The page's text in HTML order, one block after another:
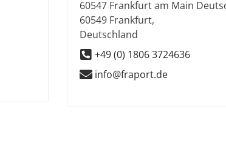
60547 Frankfurt am Main
60549 Frankfurt,
Deutschland
+49 (0) 1806 3724636
info@fraport.de